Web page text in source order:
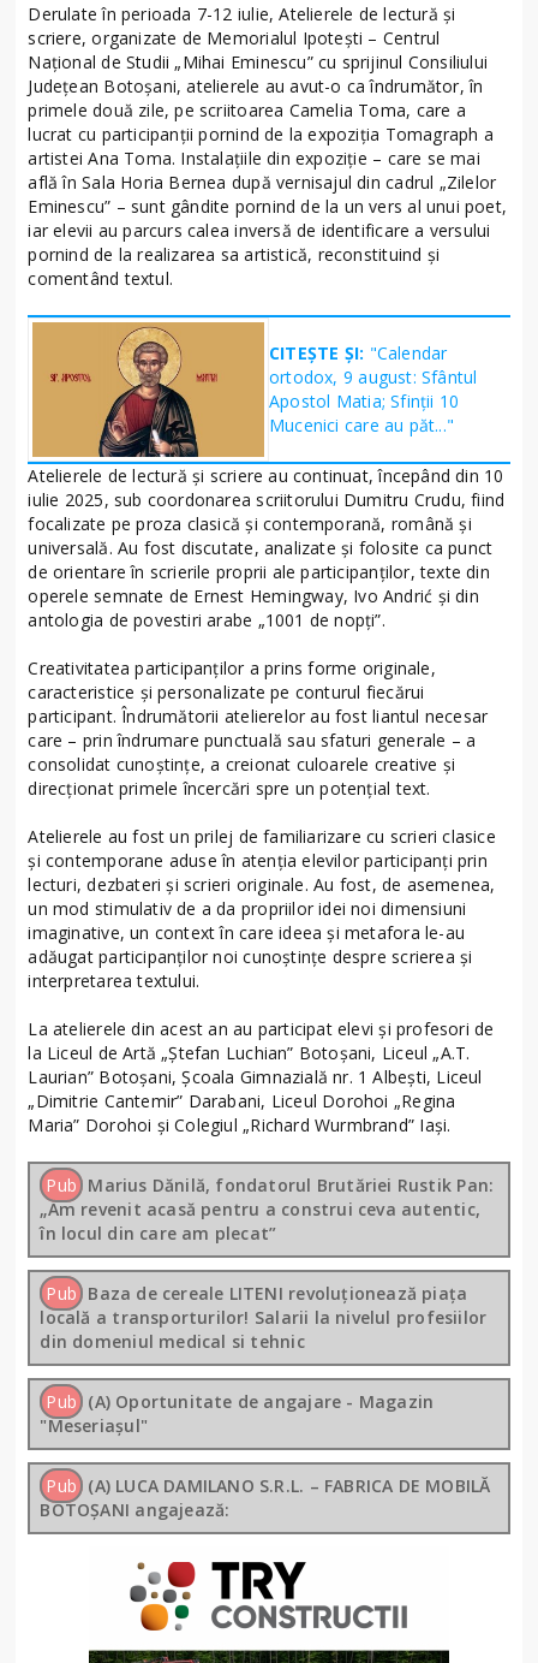
Derulate în perioada 7-12 iulie, Atelierele de lectură și
scriere, organizate de Memorialul Ipotești – Centrul
Național de Studii „Mihai Eminescu” cu sprijinul Consiliului
Județean Botoșani, atelierele au avut-o ca îndrumător, în
primele două zile, pe scriitoarea Camelia Toma, care a
lucrat cu participanții pornind de la expoziția Tomagraph a
artistei Ana Toma. Instalațiile din expoziție – care se mai
află în Sala Horia Bernea după vernisajul din cadrul „Zilelor
Eminescu” – sunt gândite pornind de la un vers al unui poet,
iar elevii au parcurs calea inversă de identificare a versului
pornind de la realizarea sa artistică, reconstituind și
comentând textul.
CITEȘTE ȘI: "Calendar
ortodox, 9 august: Sfântul
Apostol Matia; Sfinţii 10
Mucenici care au păt..."
Atelierele de lectură și scriere au continuat, începând din 10
iulie 2025, sub coordonarea scriitorului Dumitru Crudu, fiind
focalizate pe proza clasică și contemporană, română și
universală. Au fost discutate, analizate și folosite ca punct
de orientare în scrierile proprii ale participanților, texte din
operele semnate de Ernest Hemingway, Ivo Andrić și din
antologia de povestiri arabe „1001 de nopți”.
Creativitatea participanților a prins forme originale,
caracteristice și personalizate pe conturul fiecărui
participant. Îndrumătorii atelierelor au fost liantul necesar
care – prin îndrumare punctuală sau sfaturi generale – a
consolidat cunoștințe, a creionat culoarele creative și
direcționat primele încercări spre un potențial text.
Atelierele au fost un prilej de familiarizare cu scrieri clasice
și contemporane aduse în atenția elevilor participanți prin
lecturi, dezbateri și scrieri originale. Au fost, de asemenea,
un mod stimulativ de a da propriilor idei noi dimensiuni
imaginative, un context în care ideea și metafora le-au
adăugat participanților noi cunoștințe despre scrierea și
interpretarea textului.
La atelierele din acest an au participat elevi și profesori de
la Liceul de Artă „Ștefan Luchian” Botoșani, Liceul „A.T.
Laurian” Botoșani, Școala Gimnazială nr. 1 Albești, Liceul
„Dimitrie Cantemir” Darabani, Liceul Dorohoi „Regina
Maria” Dorohoi și Colegiul „Richard Wurmbrand” Iași.
Pub Marius Dănilă, fondatorul Brutăriei Rustik Pan:
„Am revenit acasă pentru a construi ceva autentic,
în locul din care am plecat”
Pub Baza de cereale LITENI revoluționează piața
locală a transporturilor! Salarii la nivelul profesiilor
din domeniul medical si tehnic
Pub (A) Oportunitate de angajare - Magazin
"Meseriașul"
Pub (A) LUCA DAMILANO S.R.L. – FABRICA DE MOBILĂ
BOTOȘANI angajează: